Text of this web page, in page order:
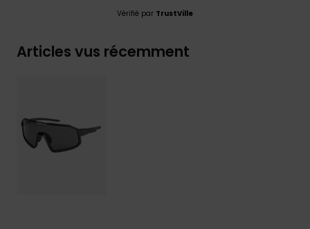
Vérifié par TrustVille
Articles vus récemment